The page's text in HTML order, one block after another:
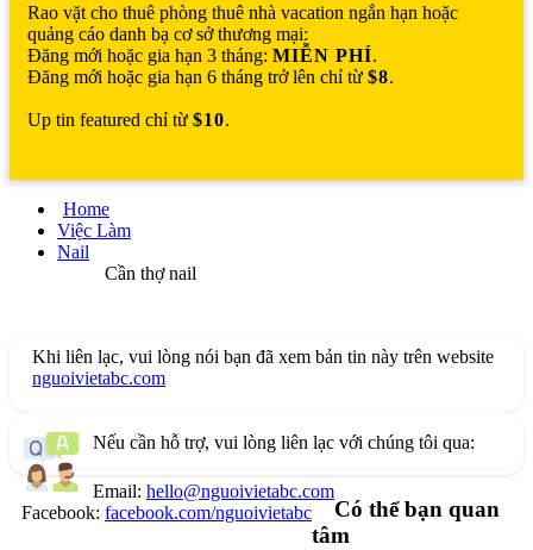
Rao vặt cho thuê phòng thuê nhà vacation ngắn hạn hoặc
quảng cáo danh bạ cơ sở thương mại:
Đăng mới hoặc gia hạn 3 tháng: MIỄN PHÍ.
Đăng mới hoặc gia hạn 6 tháng trở lên chỉ từ $8.
Up tin featured chỉ từ $10.
Home
Việc Làm
Nail
Cần thợ nail
Khi liên lạc, vui lòng nói bạn đã xem bản tin này trên website
nguoivietabc.com
Nếu cần hỗ trợ, vui lòng liên lạc với chúng tôi qua:
Email: hello@nguoivietabc.com
Facebook: facebook.com/nguoivietabc
Có thể bạn quan
tâm